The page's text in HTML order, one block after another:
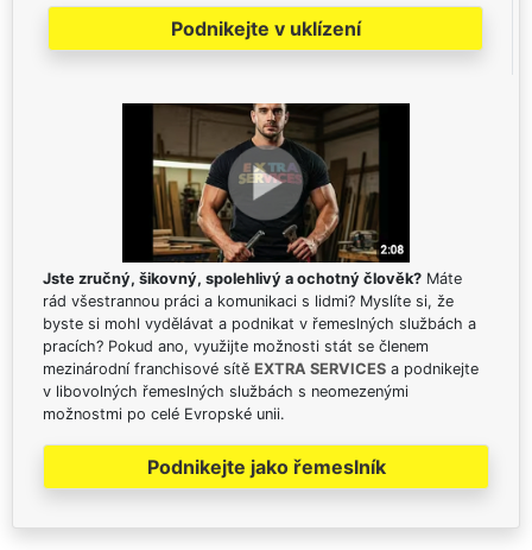
Podnikejte v uklízení
Jste zručný, šikovný, spolehlivý a ochotný člověk? Máte
rád všestrannou práci a komunikaci s lidmi? Myslíte si, že
byste si mohl vydělávat a podnikat v řemeslných službách a
pracích? Pokud ano, využijte možnosti stát se členem
mezinárodní franchisové sítě EXTRA SERVICES a podnikejte
v libovolných řemeslných službách s neomezenými
možnostmi po celé Evropské unii.
Podnikejte jako řemeslník